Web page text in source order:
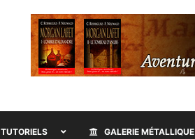
TUTORIELS GALERIE MÉTALLIQUE